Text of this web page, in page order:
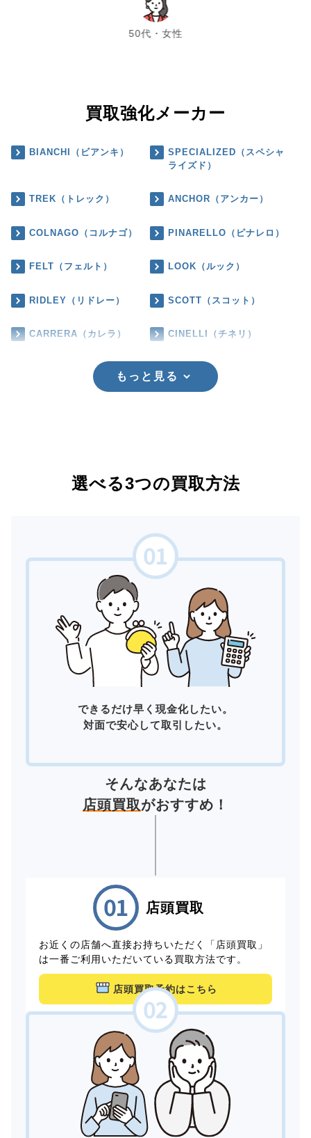
50代・女性
chevron_left chevron_right
買取強化メーカー
BIANCHI（ビアンキ）
SPECIALIZED（スペシャ
ライズド）
TREK（トレック） ANCHOR（アンカー）
COLNAGO（コルナゴ） PINARELLO（ピナレロ）
FELT（フェルト） LOOK（ルック）
RIDLEY（リドレー） SCOTT（スコット）
CARRERA（カレラ） CINELLI（チネリ）
もっと見る
選べる3つの買取方法
できるだけ早く現金化したい。
対面で安心して取引したい。
そんなあなたは
店頭買取がおすすめ！
店頭買取
お近くの店舗へ直接お持ちいただく「店頭買取」
は一番ご利用いただいている買取方法です。
店頭買取予約はこちら